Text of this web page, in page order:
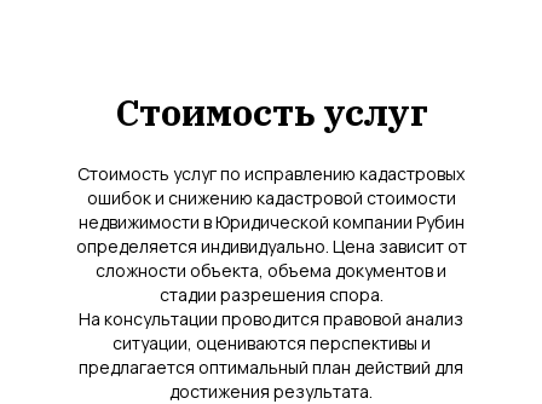
Стоимость услуг
Стоимость услуг по исправлению кадастровых
ошибок и снижению кадастровой стоимости
недвижимости в Юридической компании Рубин
определяется индивидуально. Цена зависит от
сложности объекта, объема документов и
стадии разрешения спора.
На консультации проводится правовой анализ
ситуации, оцениваются перспективы и
предлагается оптимальный план действий для
достижения результата.